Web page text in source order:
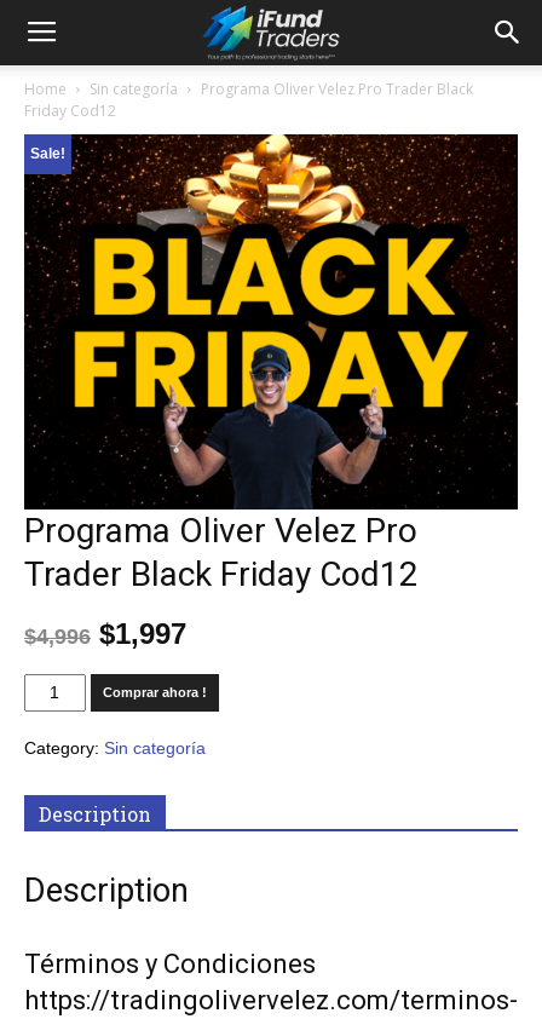
Home Sin categoría
Programa Oliver Velez Pro Trader Black
Friday Cod12
Sale!
Programa Oliver Velez Pro
Trader Black Friday Cod12
$4,996 $1,997
Comprar ahora !
Category: Sin categoría
Description
Description
Términos y Condiciones
https://tradingolivervelez.com/terminos-